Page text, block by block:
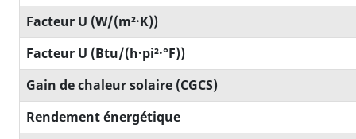
Facteur U (W/(m²·K))
Facteur U (Btu/(h·pi²·°F))
Gain de chaleur solaire (CGCS)
Rendement énergétique